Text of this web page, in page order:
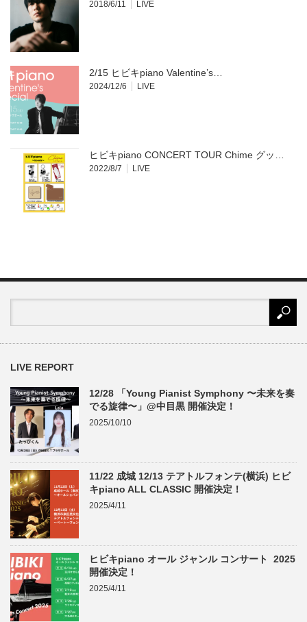
2018/6/11 LIVE
2/15 ヒビキpiano Valentine’s…
2024/12/6 LIVE
ヒビキpiano CONCERT TOUR Chime グッ…
2022/8/7 LIVE
LIVE REPORT
12/28 「Young Pianist Symphony 〜未来を奏
でる旋律〜」@中目黒 開催決定！
2025/10/10
11/22 成城 12/13 テアトルフォンテ(横浜) ヒビ
キpiano ALL CLASSIC 開催決定！
2025/4/11
ヒビキpiano オール ジャンル コンサート 2025
開催決定！
2025/4/11